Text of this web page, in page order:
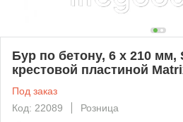
Бур по бетону, 6 x 210 мм,
крестовой пластиной
Под заказ
Код: 22089
Розница